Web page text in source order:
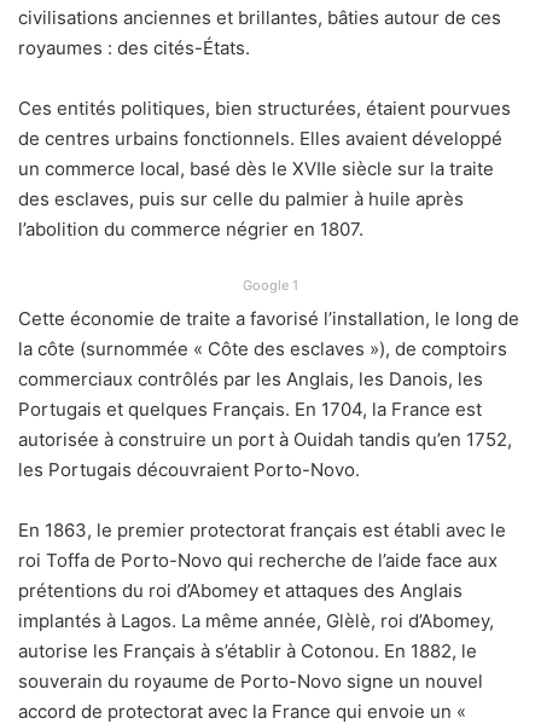
civilisations anciennes et brillantes, bâties autour de ces
royaumes : des cités-États.
Ces entités politiques, bien structurées, étaient pourvues
de centres urbains fonctionnels. Elles avaient développé
un commerce local, basé dès le XVIIe siècle sur la traite
des esclaves, puis sur celle du palmier à huile après
l’abolition du commerce négrier en 1807.
Google 1
Cette économie de traite a favorisé l’installation, le long de
la côte (surnommée « Côte des esclaves »), de comptoirs
commerciaux contrôlés par les Anglais, les Danois, les
Portugais et quelques Français. En 1704, la France est
autorisée à construire un port à Ouidah tandis qu’en 1752,
les Portugais découvraient Porto-Novo.
En 1863, le premier protectorat français est établi avec le
roi Toffa de Porto-Novo qui recherche de l’aide face aux
prétentions du roi d’Abomey et attaques des Anglais
implantés à Lagos. La même année, Glèlè, roi d’Abomey,
autorise les Français à s’établir à Cotonou. En 1882, le
souverain du royaume de Porto-Novo signe un nouvel
accord de protectorat avec la France qui envoie un «